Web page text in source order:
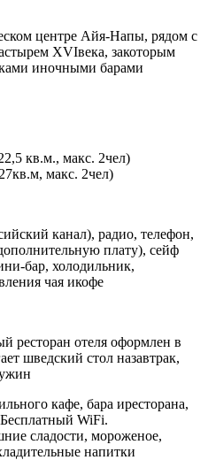
центре Айя-Напы, рядом с
XVIвека, закоторым
иночными барами
кв.м., макс. 2чел)
макс. 2чел)
канал), радио, телефон,
плату), сейф
бар, холодильник,
чая икофе
ресторан отеля оформлен в
шведский стол назавтрак,
кафе, бара иресторана,
WiFi.
сладости, мороженое,
напитки